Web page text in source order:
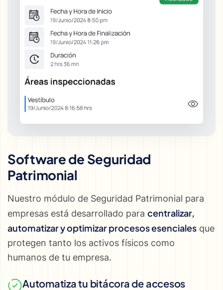
Software de Seguridad
Patrimonial
Nuestro módulo de Seguridad Patrimonial para
empresas está desarrollado para centralizar,
automatizar y optimizar procesos esenciales que
protegen tanto los activos físicos como
humanos de tu empresa.
Automatiza tu bitácora de accesos